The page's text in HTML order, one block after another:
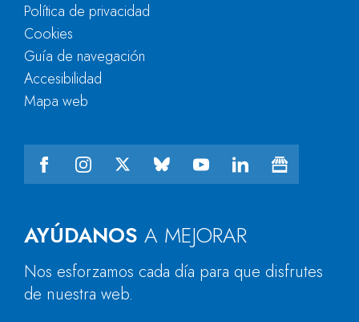
AYÚDANOS A MEJORAR
Nos esforzamos cada día para que disfrutes
de nuestra web.
Política de privacidad
Cookies
Guía de navegación
Accesibilidad
Mapa web